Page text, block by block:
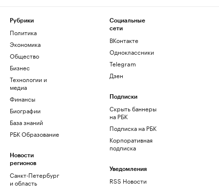
Рубрики
Политика
Экономика
Общество
Бизнес
Технологии и
медиа
Финансы
Биографии
База знаний
РБК Образование
Новости
регионов
Санкт-Петербург
и область
Социальные
сети
ВКонтакте
Одноклассники
Telegram
Дзен
Подписки
Скрыть баннеры
на РБК
Подписка на РБК
Корпоративная
подписка
Уведомления
RSS Новости